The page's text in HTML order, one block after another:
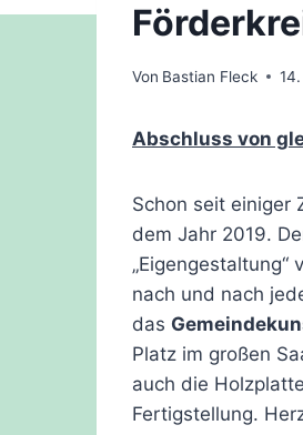
Von Bastian Fleck
Abschluss von
Schon seit einiger
dem Jahr 2019.
nach und nach
das
Platz im großen
auch die
Fertigstellung.